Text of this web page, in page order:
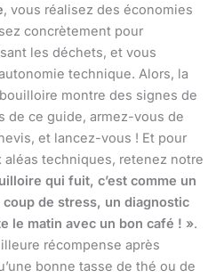
, vous réalisez des économies
concrètement pour
les déchets, et vous
technique. Alors, la
montre des signes de
de ce guide, armez-vous de
et lancez-vous ! Et pour
aléas techniques, retenez notre
qui fuit, c’est comme un
de stress, un diagnostic
le matin avec un bon café ! ».
récompense après
bonne tasse de thé ou de